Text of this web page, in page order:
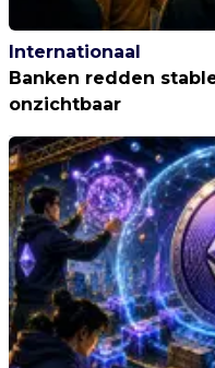
Internationaal
Banken redden
onzichtbaar